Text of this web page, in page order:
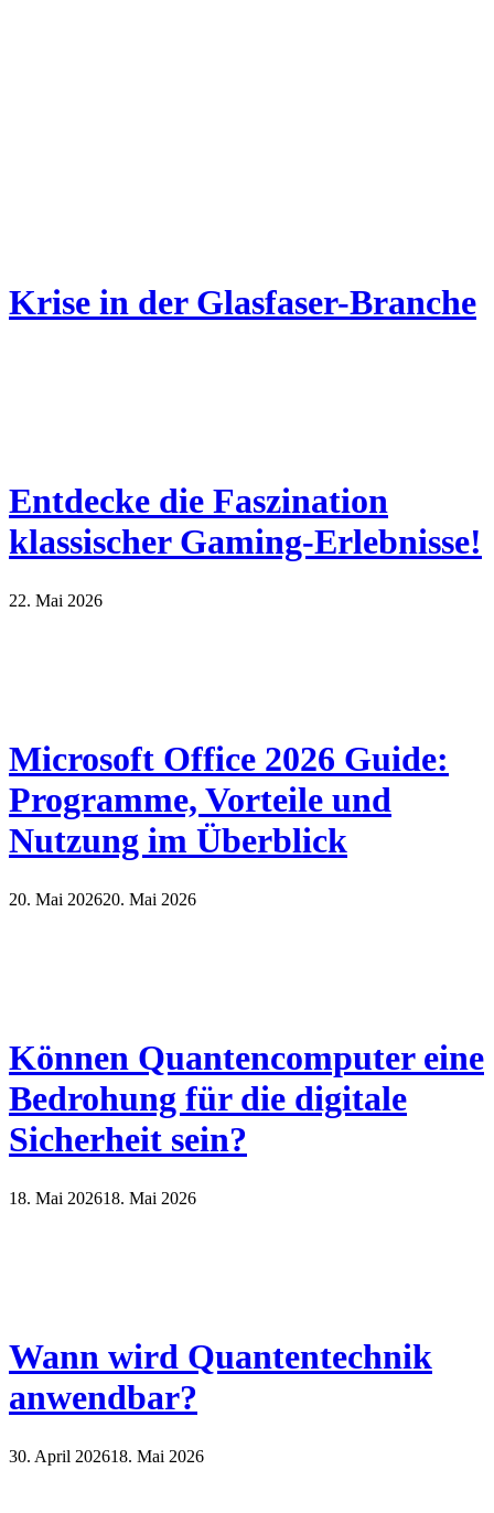
Krise in der Glasfaser-Branche
Entdecke die Faszination
klassischer Gaming-Erlebnisse!
22. Mai 2026
Microsoft Office 2026 Guide:
Programme, Vorteile und
Nutzung im Überblick
20. Mai 202620. Mai 2026
Können Quantencomputer eine
Bedrohung für die digitale
Sicherheit sein?
18. Mai 202618. Mai 2026
Wann wird Quantentechnik
anwendbar?
30. April 202618. Mai 2026